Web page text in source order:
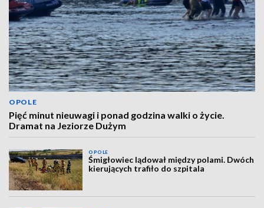
OPOLE
Pięć minut nieuwagi i ponad godzina walki o życie.
Dramat na Jeziorze Dużym
OPOLE
Śmigłowiec lądował między polami. Dwóch
kierujących trafiło do szpitala